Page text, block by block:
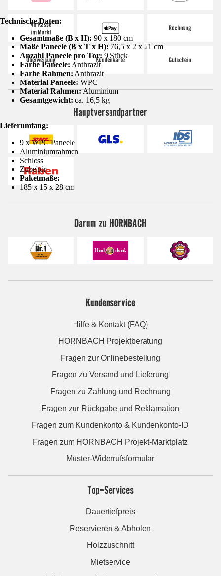
Technische Daten:
Gesamtmaße (B x H): 90 x 180 cm
Maße Paneele (B x T x H): 76,5 x 2 x 21 cm
Anzahl Paneele pro Tor: 9 Stück
Farbe Paneele: Anthrazit
Farbe Rahmen: Anthrazit
Material Paneele: WPC
Material Rahmen:Aluminium
Gesamtgewicht: ca. 16,5 kg
Lieferumfang:
9 x WPC Paneele
Aluminiumrahmen
Schloss
Zubehör
Paketmaße:
185 x 15 x 28 cm
Hauptversandpartner
Darum zu HORNBACH
Kundenservice
Hilfe & Kontakt (FAQ)
HORNBACH Projektberatung
Fragen zur Onlinebestellung
Fragen zu Versand und Lieferung
Fragen zu Zahlung und Rechnung
Fragen zur Rückgabe und Reklamation
Fragen zum Kundenkonto & Kundenkonto-ID
Fragen zum HORNBACH Projekt-Marktplatz
Muster-Widerrufsformular
Top-Services
Dauertiefpreis
Reservieren & Abholen
Holzzuschnitt
Mietservice